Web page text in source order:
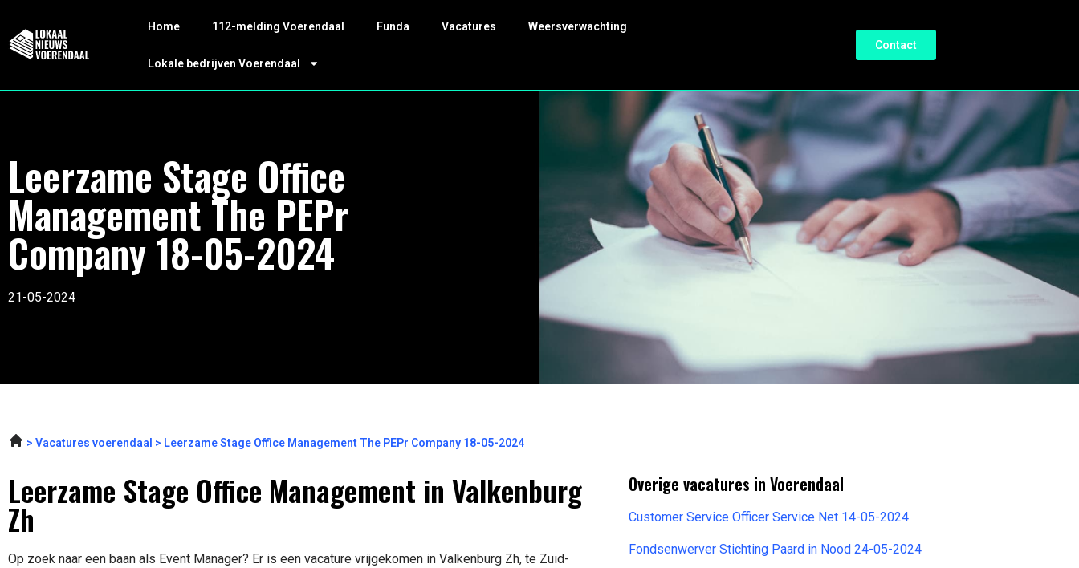
Home 112-melding Voerendaal Funda Vacatures Weersverwachting
Lokale bedrijven Voerendaal
Contact
Leerzame Stage Office
Management The PEPr
Company 18-05-2024
21-05-2024
Vacatures voerendaal Leerzame Stage Office Management The PEPr Company 18-05-2024
Leerzame Stage Office Management in Valkenburg
Zh
Op zoek naar een baan als Event Manager? Er is een vacature vrijgekomen in Valkenburg Zh, te Zuid-
Overige vacatures in Voerendaal
Customer Service Officer Service Net 14-05-2024
Fondsenwerver Stichting Paard in Nood 24-05-2024